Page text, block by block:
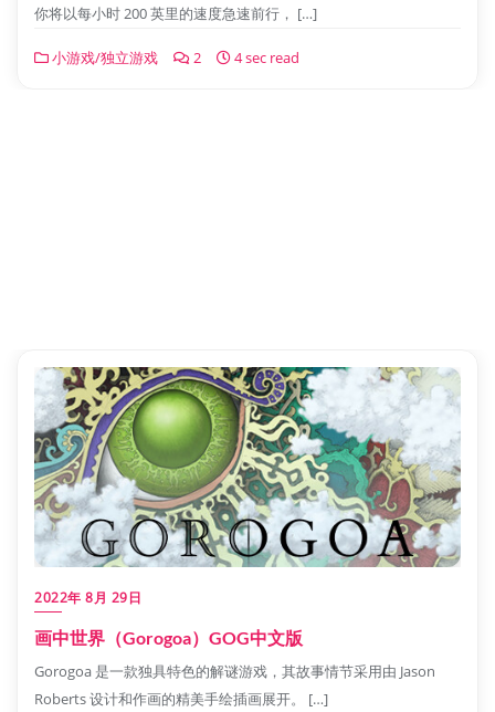
你将以每小时 200 英里的速度急速前行， […]
小游戏/独立游戏 2 4 sec read
2022年 8月 29日
画中世界（Gorogoa）GOG中文版
Gorogoa 是一款独具特色的解谜游戏，其故事情节采用由 Jason
Roberts 设计和作画的精美手绘插画展开。 […]